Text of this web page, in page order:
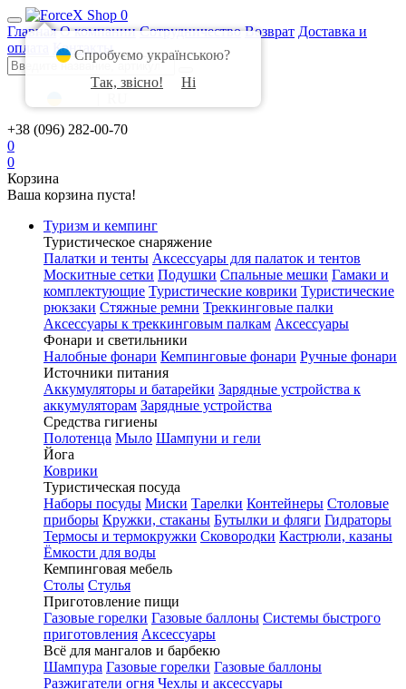
0
Главная О компании Сотрудничество Возврат Доставка и
оплата
Контакты
+38 (096) 282-00-70
0
0
Корзина
Ваша корзина пуста!
Туризм и кемпинг
Туристическое снаряжение
Палатки и тенты Аксессуары для палаток и тентов
Москитные сетки Подушки Спальные мешки Гамаки и
комплектующие Туристические коврики Туристические
рюкзаки Стяжные ремни Треккинговые палки
Аксессуары к треккинговым палкам Аксессуары
Фонари и светильники
Налобные фонари Кемпинговые фонари Ручные фонари
Источники питания
Аккумуляторы и батарейки Зарядные устройства к
аккумуляторам Зарядные устройства
Средства гигиены
Полотенца Мыло Шампуни и гели
Йога
Коврики
Туристическая посуда
Наборы посуды Миски Тарелки Контейнеры Столовые
приборы Кружки, стаканы Бутылки и фляги Гидраторы
Термосы и термокружки Сковородки Кастрюли, казаны
Ёмкости для воды
Кемпинговая мебель
Столы Стулья
Приготовление пищи
Газовые горелки Газовые баллоны Системы быстрого
приготовления Аксессуары
Всё для мангалов и барбекю
Шампура Газовые горелки Газовые баллоны
Разжигатели огня Чехлы и аксессуары
Спробуємо українською?
Так, звісно!
Ні